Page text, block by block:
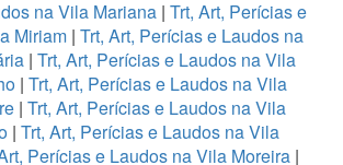
na Vila Mariana| Trt, Art, Perícias e
Miriam| Trt, Art, Perícias e Laudos na
| Trt, Art, Perícias e Laudos na Vila
| Trt, Art, Perícias e Laudos na Vila
| Trt, Art, Perícias e Laudos na Vila
| Trt, Art, Perícias e Laudos na Vila
Perícias e Laudos na Vila Moreira|